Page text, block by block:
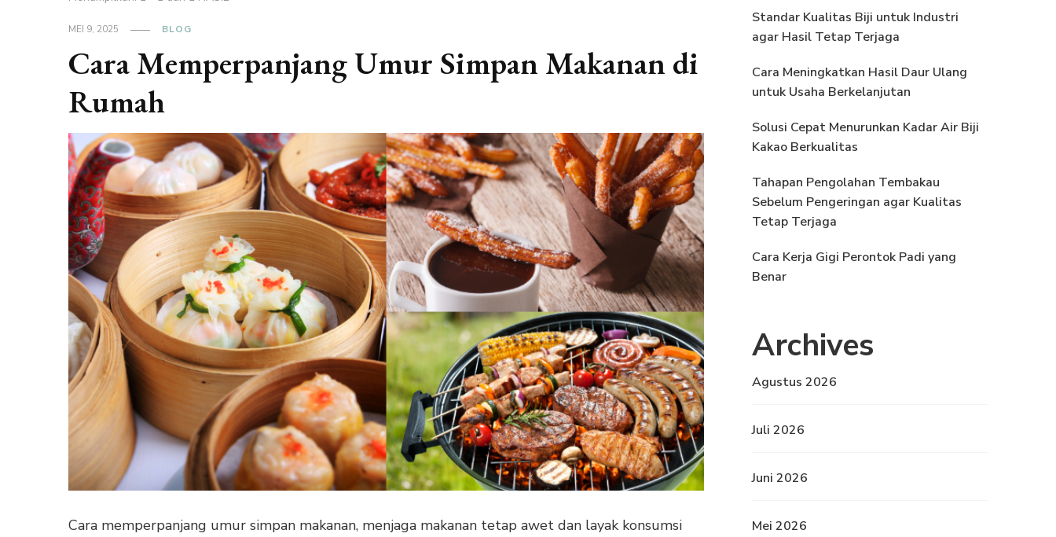
MEI 9, 2025 BLOG
Cara Memperpanjang Umur Simpan Makanan di
Rumah
Cara memperpanjang umur simpan makanan, menjaga makanan tetap awet dan layak konsumsi
Standar Kualitas Biji untuk Industri
agar Hasil Tetap Terjaga
Cara Meningkatkan Hasil Daur Ulang
untuk Usaha Berkelanjutan
Solusi Cepat Menurunkan Kadar Air Biji
Kakao Berkualitas
Tahapan Pengolahan Tembakau
Sebelum Pengeringan agar Kualitas
Tetap Terjaga
Cara Kerja Gigi Perontok Padi yang
Benar
Archives
Agustus 2026
Juli 2026
Juni 2026
Mei 2026